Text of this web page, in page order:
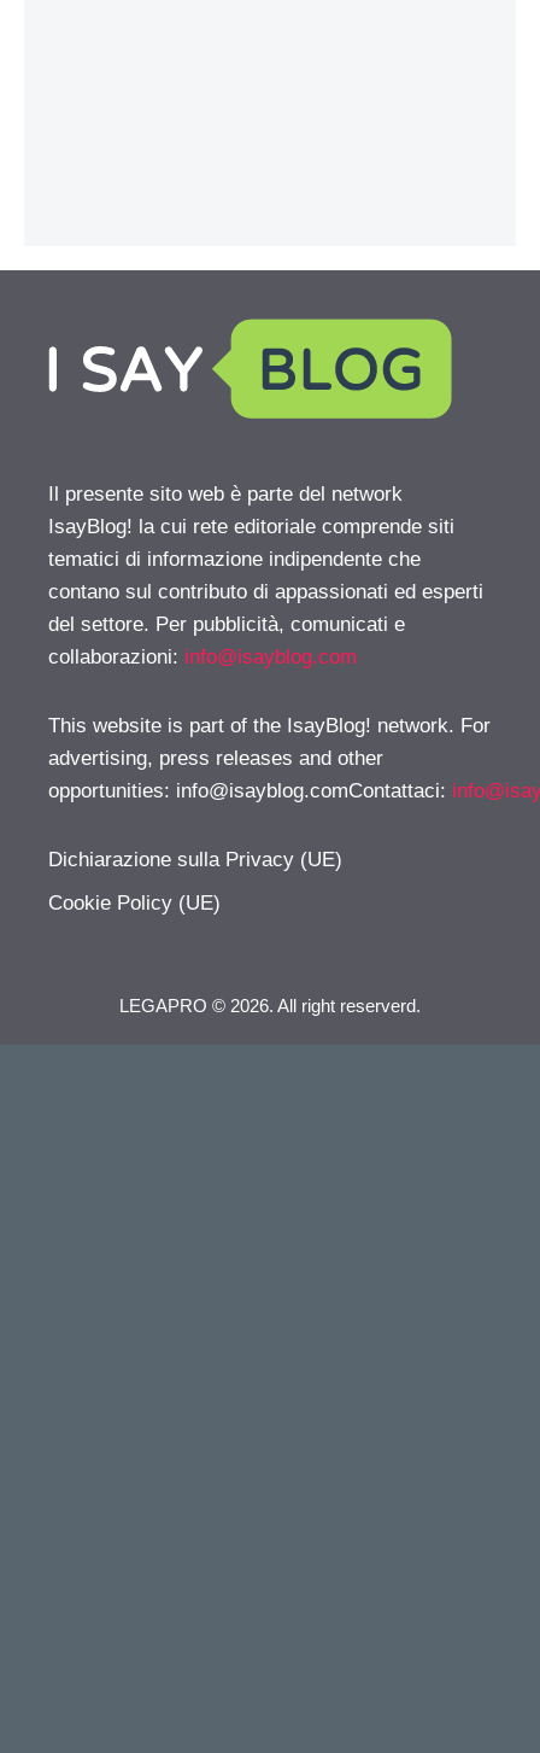
Il presente sito web è parte del network
IsayBlog! la cui rete editoriale comprende siti
tematici di informazione indipendente che
contano sul contributo di appassionati ed esperti
del settore. Per pubblicità, comunicati e
collaborazioni: info@isayblog.com
This website is part of the IsayBlog! network. For
advertising, press releases and other
opportunities: info@isayblog.comContattaci:
Dichiarazione sulla Privacy (UE)
Cookie Policy (UE)
LEGAPRO © 2026. All right reserverd.